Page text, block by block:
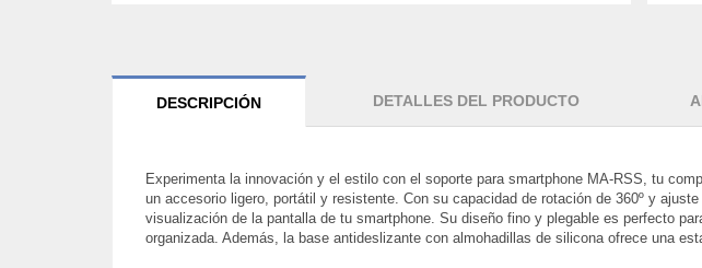
DESCRIPCIÓN DETALLES DEL PRODUCTO
Experimenta la innovación y el estilo con el soporte para smartphone MA-RSS, tu
un accesorio ligero, portátil y resistente. Con su capacidad de rotación de 360º y
visualización de la pantalla de tu smartphone. Su diseño fino y plegable es perfecto
organizada. Además, la base antideslizante con almohadillas de silicona ofrece una